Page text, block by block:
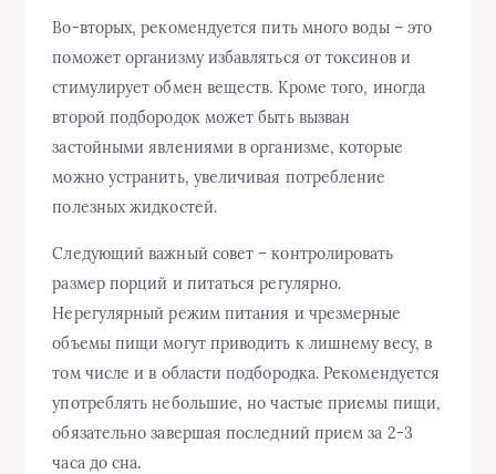
Во-вторых, рекомендуется пить много воды – это
поможет организму избавляться от токсинов и
стимулирует обмен веществ. Кроме того, иногда
второй подбородок может быть вызван
застойными явлениями в организме, которые
можно устранить, увеличивая потребление
полезных жидкостей.
Следующий важный совет – контролировать
размер порций и питаться регулярно.
Нерегулярный режим питания и чрезмерные
объемы пищи могут приводить к лишнему весу, в
том числе и в области подбородка. Рекомендуется
употреблять небольшие, но частые приемы пищи,
обязательно завершая последний прием за 2-3
часа до сна.